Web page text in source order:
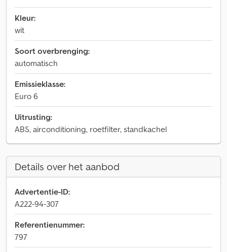
Kleur:
wit
Soort overbrenging:
automatisch
Emissieklasse:
Euro 6
Uitrusting:
ABS, airconditioning, roetfilter, standkachel
Details over het aanbod
Advertentie-ID:
A222-94-307
Referentienummer:
797